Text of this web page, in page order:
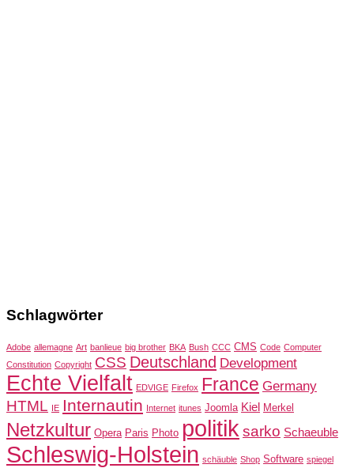
Schlagwörter
Adobe allemagne Art banlieue big brother BKA Bush CCC CMS Code Computer
Constitution Copyright CSS Deutschland Development
Echte Vielfalt EDVIGE Firefox France Germany
HTML IE Internautin Internet itunes Joomla Kiel Merkel
Netzkultur Opera Paris Photo politik sarko Schaeuble
Schleswig-Holstein schäuble Shop Software spiegel